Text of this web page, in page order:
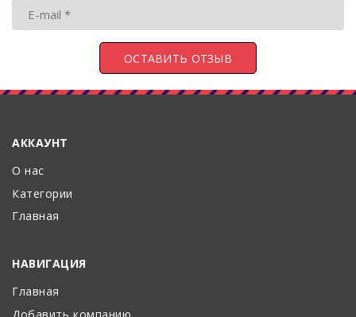
АККАУНТ
О нас
Категории
Главная
НАВИГАЦИЯ
Главная
Добавить компанию